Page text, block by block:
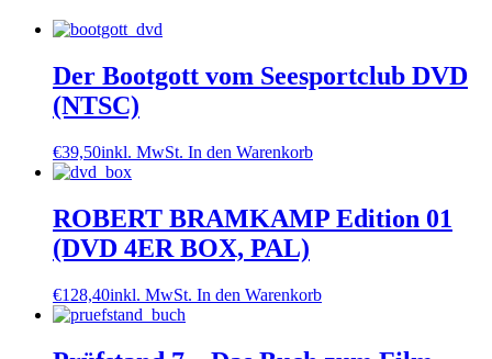
Der Bootgott vom Seesportclub DVD
(NTSC)
€39,50inkl. MwSt. In den Warenkorb
ROBERT BRAMKAMP Edition 01
(DVD 4ER BOX, PAL)
€128,40inkl. MwSt. In den Warenkorb